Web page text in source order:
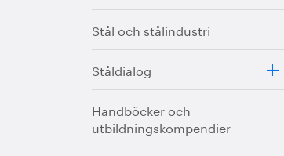
Stål och stålindustri
Ståldialog
Handböcker och
utbildningskompendier